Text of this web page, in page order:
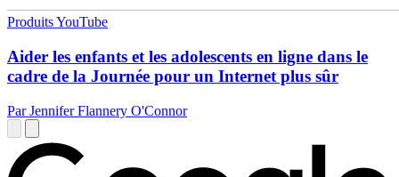
Produits YouTube
Aider les enfants et les adolescents en ligne dans le
cadre de la Journée pour un Internet plus sûr
Par Jennifer Flannery O'Connor